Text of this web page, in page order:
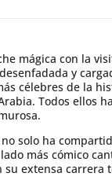
mágica con la
y
célebres de la
Todos ellos
solo ha
más cómico
extensa